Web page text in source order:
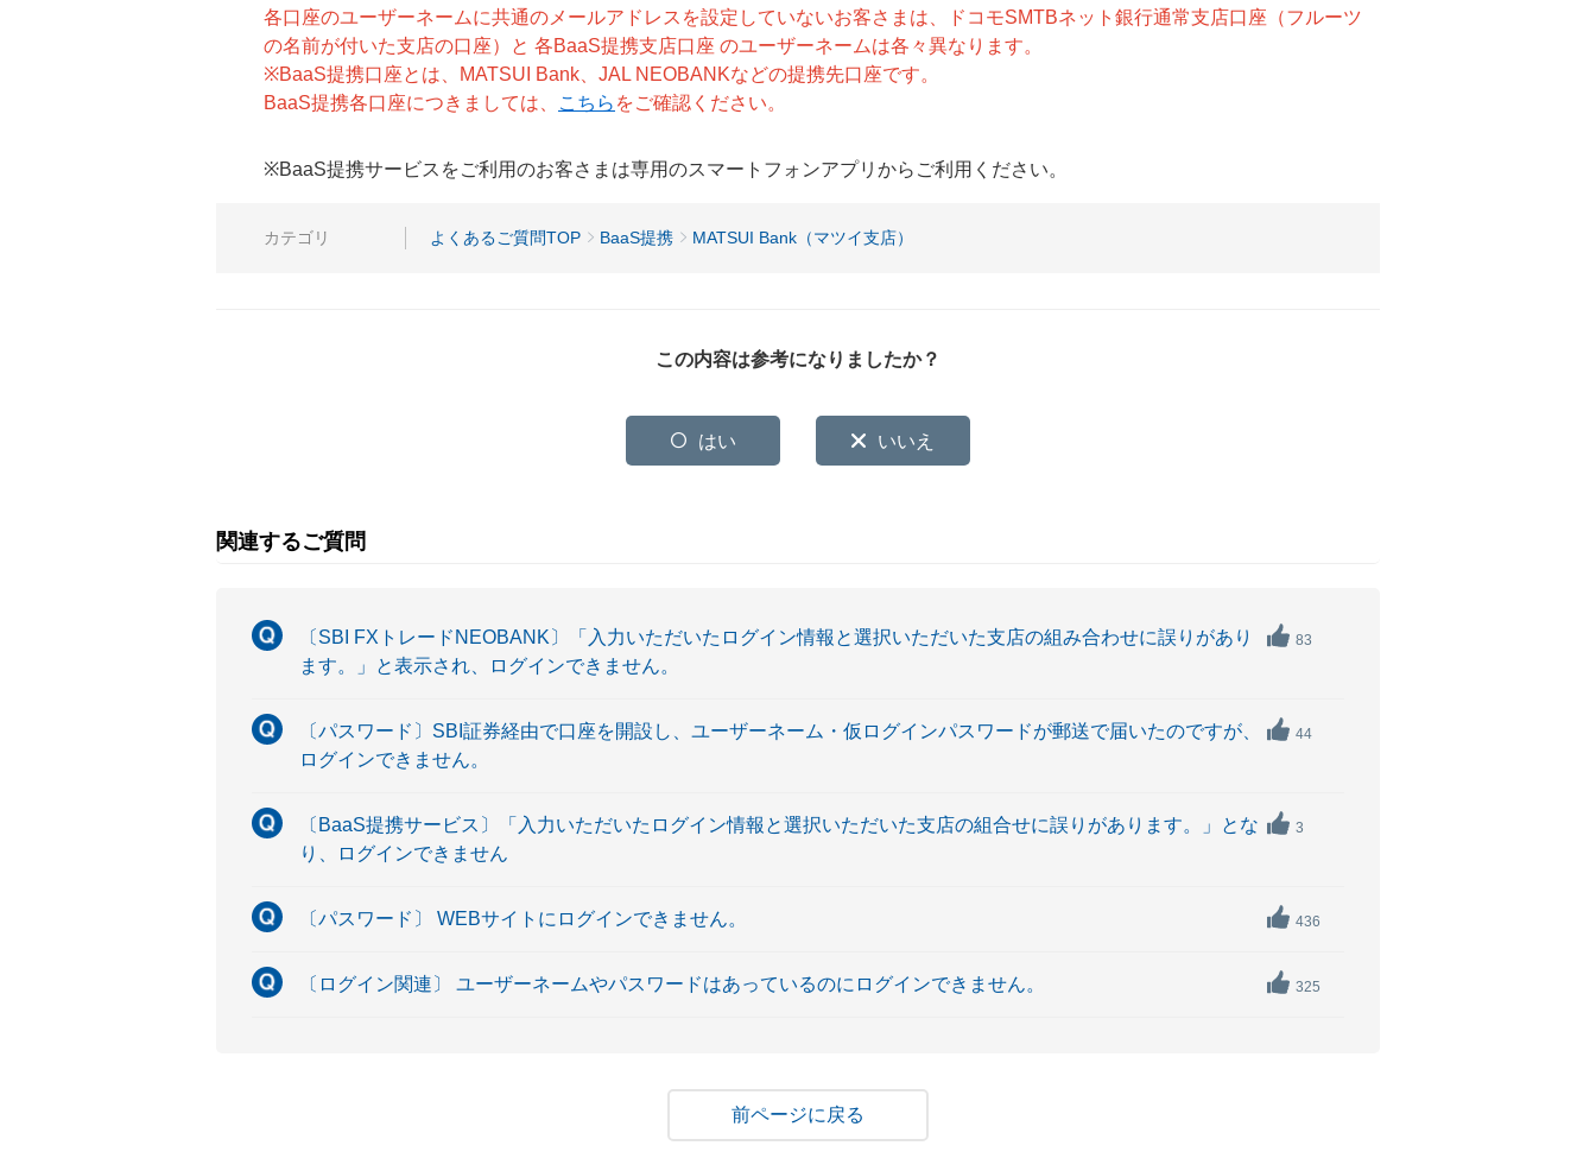
各口座のユーザーネームに共通のメールアドレスを設定していないお客さまは、ドコモSMTBネット銀行通常支店口座（フルーツ
の名前が付いた支店の口座）と 各BaaS提携支店口座 のユーザーネームは各々異なります。
※BaaS提携口座とは、MATSUI Bank、JAL NEOBANKなどの提携先口座です。
BaaS提携各口座につきましては、
こちら をご確認ください。
※BaaS提携サービスをご利用のお客さまは専用のスマートフォンアプリからご利用ください。
カテゴリ よくあるご質問TOP BaaS提携 MATSUI Bank（マツイ支店）
この内容は参考になりましたか？
はい いいえ
関連するご質問
〔SBI FXトレードNEOBANK〕「入力いただいたログイン情報と選択いただいた支店の組み合わせに誤りがあり
ます。」と表示され、ログインできません。
83
〔パスワード〕SBI証券経由で口座を開設し、ユーザーネーム・仮ログインパスワードが郵送で届いたのですが、
ログインできません。
44
〔BaaS提携サービス〕「入力いただいたログイン情報と選択いただいた支店の組合せに誤りがあります。」とな
り、ログインできません
3
〔パスワード〕 WEBサイトにログインできません。 436
〔ログイン関連〕 ユーザーネームやパスワードはあっているのにログインできません。 325
戻る